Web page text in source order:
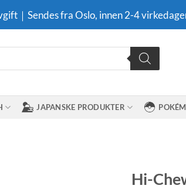
｜Sendes fra Oslo, innen 2-4
JAPANSKE PRODUKTER
Hi-